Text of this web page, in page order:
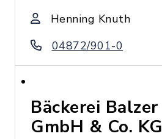
Henning Knuth
04872/901-0
Bäckerei Balzer
GmbH & Co. KG